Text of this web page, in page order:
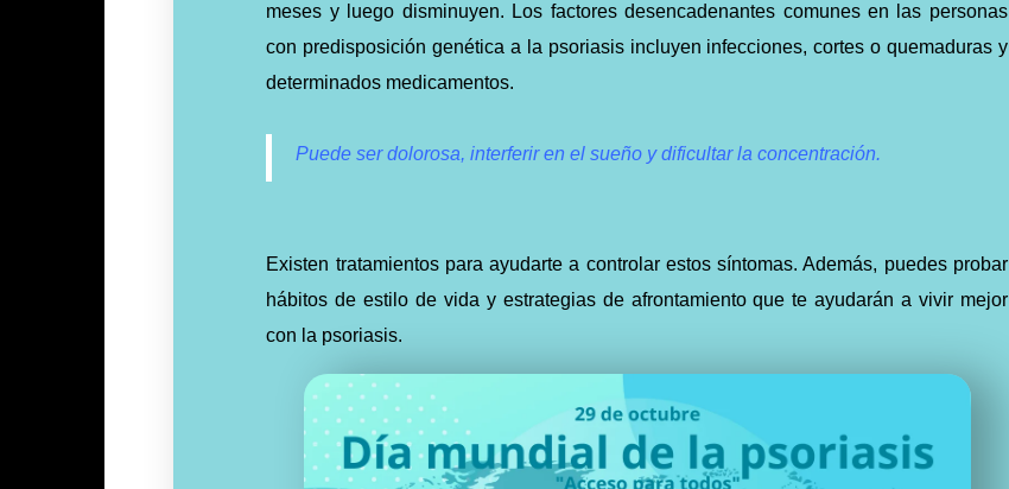
meses y luego disminuyen. Los factores desencadenantes comunes en las personas
con predisposición genética a la psoriasis incluyen infecciones, cortes o quemaduras y
determinados medicamentos.
Puede ser dolorosa, interferir en el sueño y dificultar la concentración.
Existen tratamientos para ayudarte a controlar estos síntomas. Además, puedes probar
hábitos de estilo de vida y estrategias de afrontamiento que te ayudarán a vivir mejor
con la psoriasis.